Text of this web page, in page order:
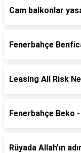
Cam balkonlar
Fenerbahçe
Leasing All Risk
Fenerbahçe Beko
Rüyada Allah'ın